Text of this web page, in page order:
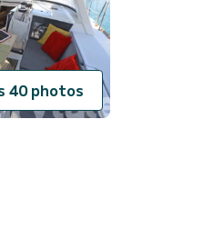
40 photos